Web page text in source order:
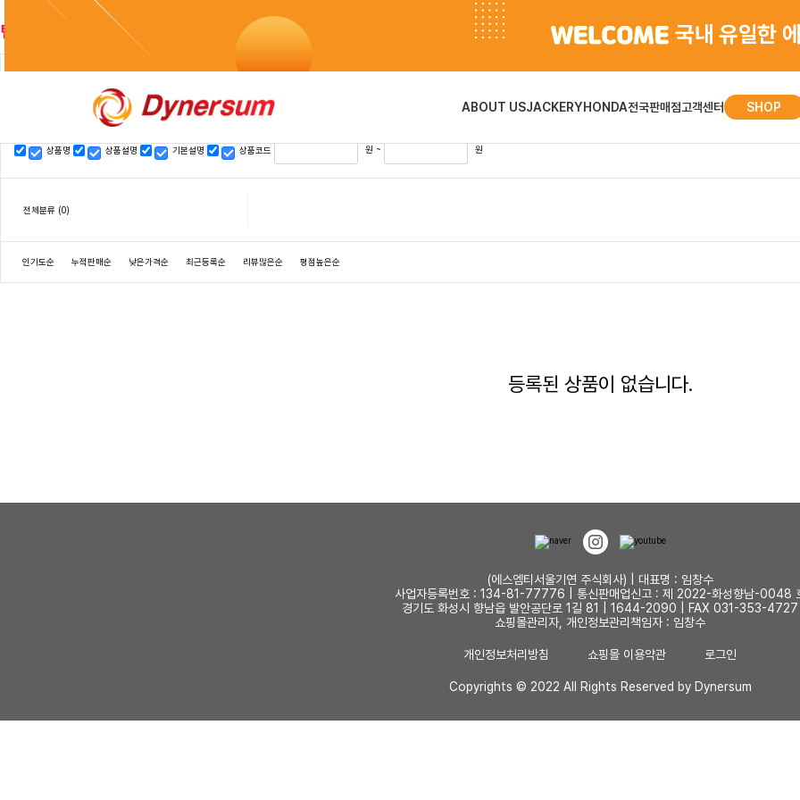
ABOUT USJACKERYHONDA전국판매점고객센터 SHOP
텔레@CASHFILTER365⟡♦바이낸스구입대행국내거래
상품명 상품설명 기본설명 상품코드 원 ~ 원
전체분류 (0)
인기도순 누적판매순 낮은가격순 최근등록순 리뷰많은순 평점높은순
등록된 상품이 없습니다.
(에스엠티서울기연 주식회사) | 대표명 : 임창수
사업자등록번호 : 134-81-77776 | 통신판매업신고 : 제 2022-화성향남-0048
경기도 화성시 향남읍 발안공단로 1길 81 | 1644-2090 | FAX 031-353-4727
쇼핑몰관리자, 개인정보관리책임자 : 임창수
개인정보처리방침 쇼핑몰 이용약관 로그인
Copyrights © 2022 All Rights Reserved by Dynersum